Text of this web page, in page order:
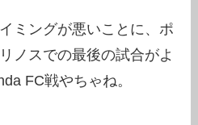
ミングが悪いことに、ポ
ノスでの最後の試合がよ
FC戦やちゃね。